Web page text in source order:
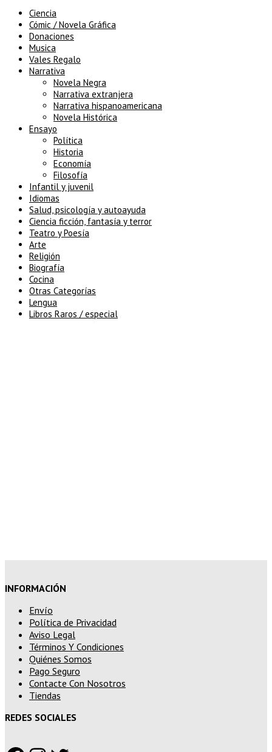
Ciencia
Cómic / Novela Gráfica
Donaciones
Musica
Vales Regalo
Narrativa
Novela Negra
Narrativa extranjera
Narrativa hispanoamericana
Novela Histórica
Ensayo
Política
Historia
Economía
Filosofía
Infantil y juvenil
Idiomas
Salud, psicología y autoayuda
Ciencia ficción, fantasía y terror
Teatro y Poesía
Arte
Religión
Biografía
Cocina
Otras Categorías
Lengua
Libros Raros / especial
INFORMACIÓN
Envío
Política de Privacidad
Aviso Legal
Términos Y Condiciones
Quiénes Somos
Pago Seguro
Contacte Con Nosotros
Tiendas
REDES SOCIALES